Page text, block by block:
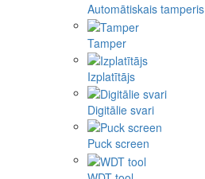
Automātiskais tamperis
Tamper
Izplatītājs
Digitālie svari
Puck screen